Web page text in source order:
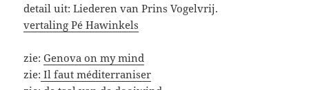
detail uit: Liederen van Prins Vogelvrij.
vertaling Pé Hawinkels
zie:Genova on my mind
zie: Il faut méditerraniser